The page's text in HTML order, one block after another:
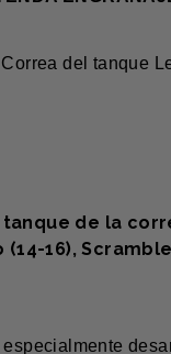
del tanque
de la
16),